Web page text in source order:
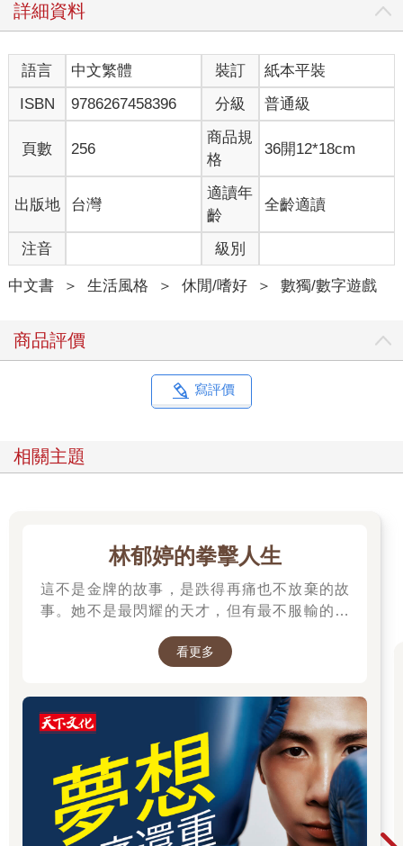
詳細資料
語言 中文繁體 裝訂
紙本平裝
ISBN
9786267458396 分級 普通級
頁數 256
商品規
格
36開12*18cm
出版地 台灣
適讀年
齡
全齡適讀
注音 級別
中文書 ＞ 生活風格 ＞ 休閒/嗜好 ＞ 數獨/數字遊戲
商品評價
寫評價
相關主題
林郁婷的拳擊人生
這不是金牌的故事，是跌得再痛也不放棄的故
事。她不是最閃耀的天才，但有最不服輸的骨
看更多